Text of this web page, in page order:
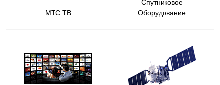
МТС ТВ
Спутниковое
Оборудование